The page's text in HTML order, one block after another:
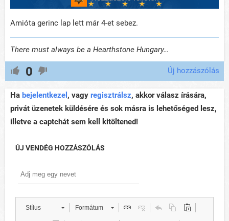
Amióta gerinc lap lett már 4-et sebez.
There must always be a Hearthstone Hungary…
0 Új hozzászólás
Ha bejelentkezel , vagy regisztrálsz, akkor válasz írására,
privát üzenetek küldésére és sok másra is lehetőséged lesz,
illetve a captchát sem kell kitöltened!
ÚJ VENDÉG HOZZÁSZÓLÁS
Stílus Formátum